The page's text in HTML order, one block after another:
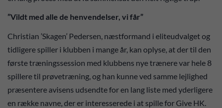
”Vildt med alle de henvendelser, vi får”
Christian ’Skagen’ Pedersen, næstformand i eliteudvalget og
tidligere spiller i klubben i mange år, kan oplyse, at der til den
første træningssession med klubbens nye trænere var hele 8
spillere til prøvetræning, og han kunne ved samme lejlighed
præsentere avisens udsendte for en lang liste med yderligere
en række navne, der er interesserede i at spille for Give HK.